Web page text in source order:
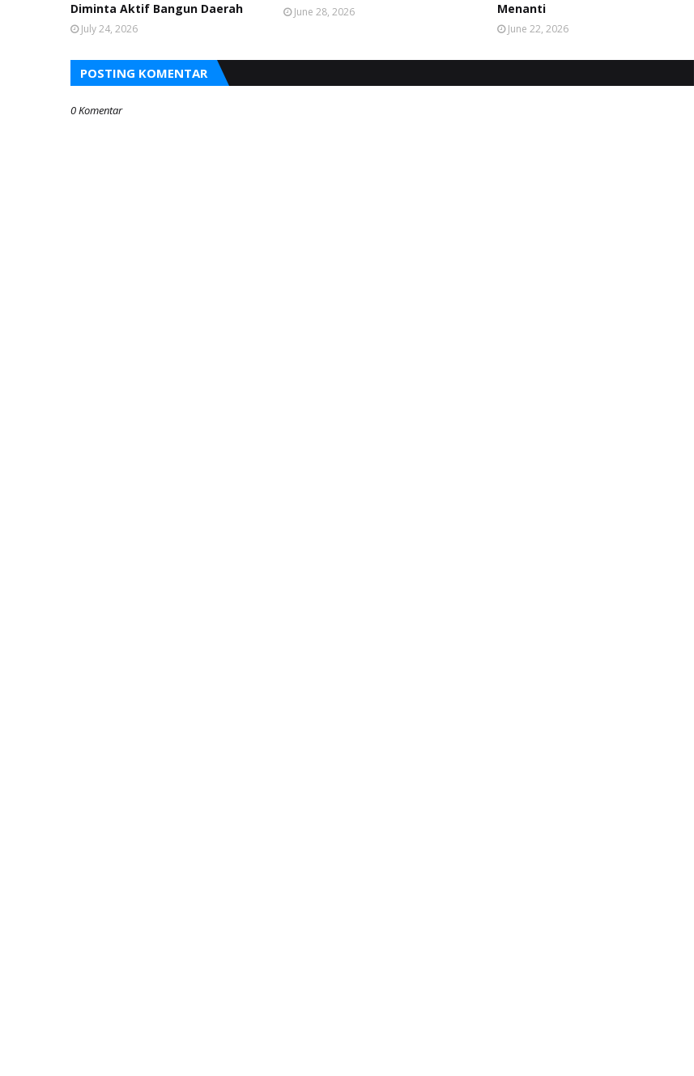
Diminta Aktif Bangun Daerah
July 24, 2026
June 28, 2026
Menanti
June 22, 2026
POSTING KOMENTAR
0 Komentar